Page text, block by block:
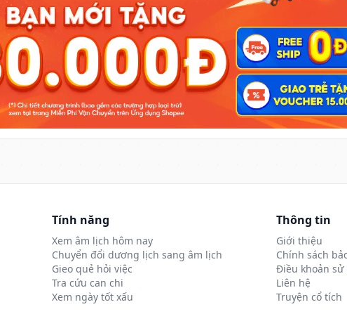
Tính năng
Xem âm lịch hôm nay
Chuyển đổi dương lịch sang âm lịch
Gieo quẻ hỏi việc
Tra cứu can chi
Xem ngày tốt xấu
Thông tin
Giới thiệu
Chính sách
Điều khoản sử
Liên hệ
Truyện cổ tích